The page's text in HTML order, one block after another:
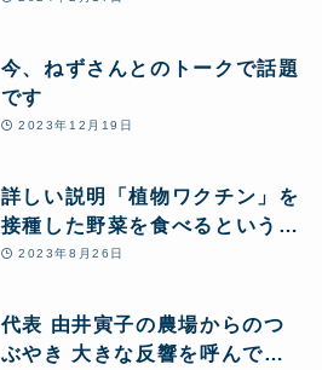
今、ねずさんとのトークで話題
です
2023年12月19日
詳しい説明「植物ワクチン」を
接種した野菜を食べるというこ
とについて
2023年8月26日
代表 由井寅子の農場からのつ
ぶやき 大きな反響を呼んでい